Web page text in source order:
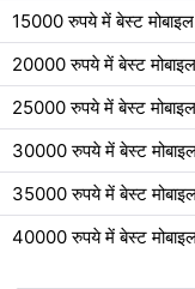
15000 रुपये में बेस्ट
20000 रुपये में बेस्ट
25000 रुपये में बेस्ट
30000 रुपये में बेस्ट
35000 रुपये में बेस्ट
40000 रुपये में बेस्ट